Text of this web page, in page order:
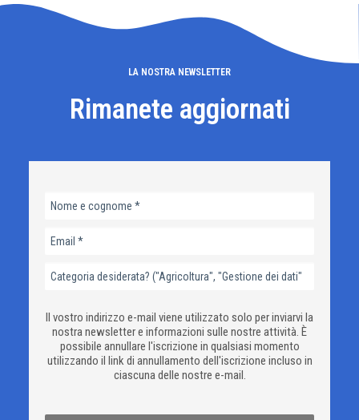
LA NOSTRA NEWSLETTER
Rimanete aggiornati
Il vostro indirizzo e-mail viene utilizzato solo per inviarvi la
nostra newsletter e informazioni sulle nostre attività. È
possibile annullare l'iscrizione in qualsiasi momento
utilizzando il link di annullamento dell'iscrizione incluso in
ciascuna delle nostre e-mail.